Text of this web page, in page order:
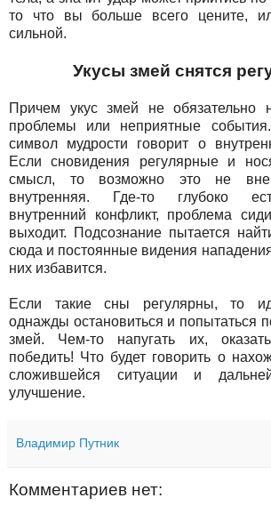
то что вы больше всего цените,
сильной.
Укусы змей снятся
Причем укус змей не обязательно
проблемы или неприятные
символ мудрости говорит о
Если сновидения регулярные и
смысл, то возможно это не
внутренняя. Где-то глубоко
внутренний конфликт, проблема
выходит. Подсознание пытается
сюда и постоянные видения
них избавится.
Если такие сны регулярны, то
однажды остановиться и попытаться
змей. Чем-то напугать их,
победить! Что будет говорить о
сложившейся ситуации и
улучшение.
Владимир Путник
Комментариев нет: